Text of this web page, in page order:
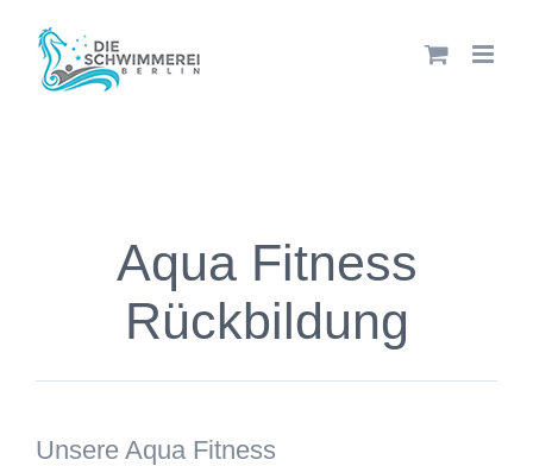
Zum
Inhalt
Aqua Fitness
Rückbildung
Unsere Aqua Fitness